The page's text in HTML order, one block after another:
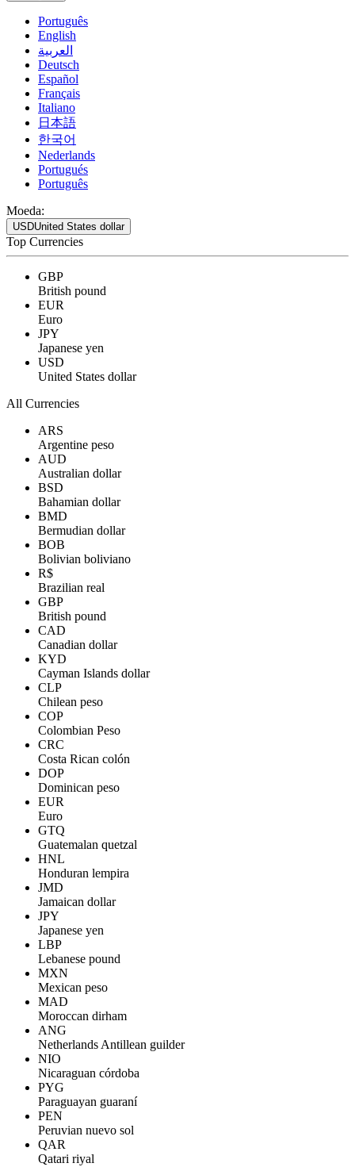
Português
English
العربية
Deutsch
Español
Français
Italiano
日本語
한국어
Nederlands
Portugués
Português
Moeda:
USDUnited States dollar
Top Currencies
GBP
British pound
EUR
Euro
JPY
Japanese yen
USD
United States dollar
All Currencies
ARS
Argentine peso
AUD
Australian dollar
BSD
Bahamian dollar
BMD
Bermudian dollar
BOB
Bolivian boliviano
R$
Brazilian real
GBP
British pound
CAD
Canadian dollar
KYD
Cayman Islands dollar
CLP
Chilean peso
COP
Colombian Peso
CRC
Costa Rican colón
DOP
Dominican peso
EUR
Euro
GTQ
Guatemalan quetzal
HNL
Honduran lempira
JMD
Jamaican dollar
JPY
Japanese yen
LBP
Lebanese pound
MXN
Mexican peso
MAD
Moroccan dirham
ANG
Netherlands Antillean guilder
NIO
Nicaraguan córdoba
PYG
Paraguayan guaraní
PEN
Peruvian nuevo sol
QAR
Qatari riyal